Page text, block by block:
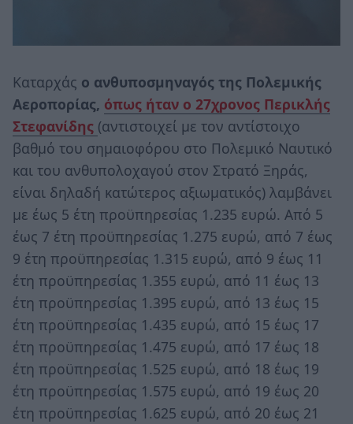
Καταρχάς ο ανθυποσμηναγός της Πολεμικής
Αεροπορίας, όπως ήταν ο 27χρονος Περικλής
Στεφανίδης (αντιστοιχεί με τον αντίστοιχο
βαθμό του σημαιοφόρου στο Πολεμικό Ναυτικό
και του ανθυπολοχαγού στον Στρατό Ξηράς,
είναι δηλαδή κατώτερος αξιωματικός) λαμβάνει
με έως 5 έτη προϋπηρεσίας 1.235 ευρώ. Από 5
έως 7 έτη προϋπηρεσίας 1.275 ευρώ, από 7 έως
9 έτη προϋπηρεσίας 1.315 ευρώ, από 9 έως 11
έτη προϋπηρεσίας 1.355 ευρώ, από 11 έως 13
έτη προϋπηρεσίας 1.395 ευρώ, από 13 έως 15
έτη προϋπηρεσίας 1.435 ευρώ, από 15 έως 17
έτη προϋπηρεσίας 1.475 ευρώ, από 17 έως 18
έτη προϋπηρεσίας 1.525 ευρώ, από 18 έως 19
έτη προϋπηρεσίας 1.575 ευρώ, από 19 έως 20
έτη προϋπηρεσίας 1.625 ευρώ, από 20 έως 21